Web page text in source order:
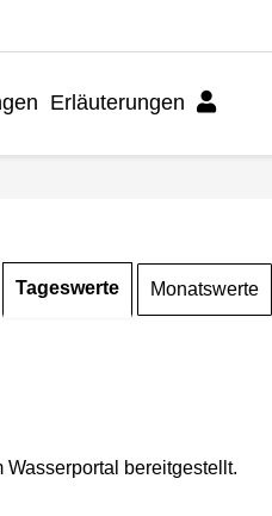
Erläuterungen
Tageswerte Monatswerte
bereitgestellt.